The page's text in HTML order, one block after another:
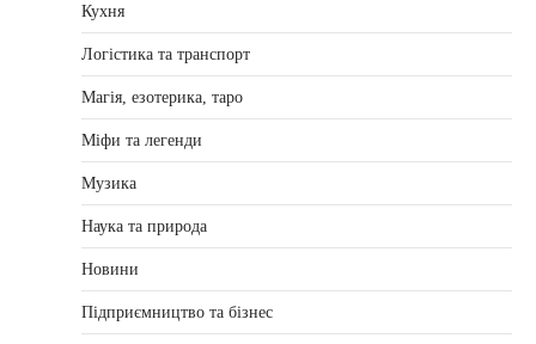
Кухня
Логістика та транспорт
Магія, езотерика, таро
Міфи та легенди
Музика
Наука та природа
Новини
Підприємництво та бізнес